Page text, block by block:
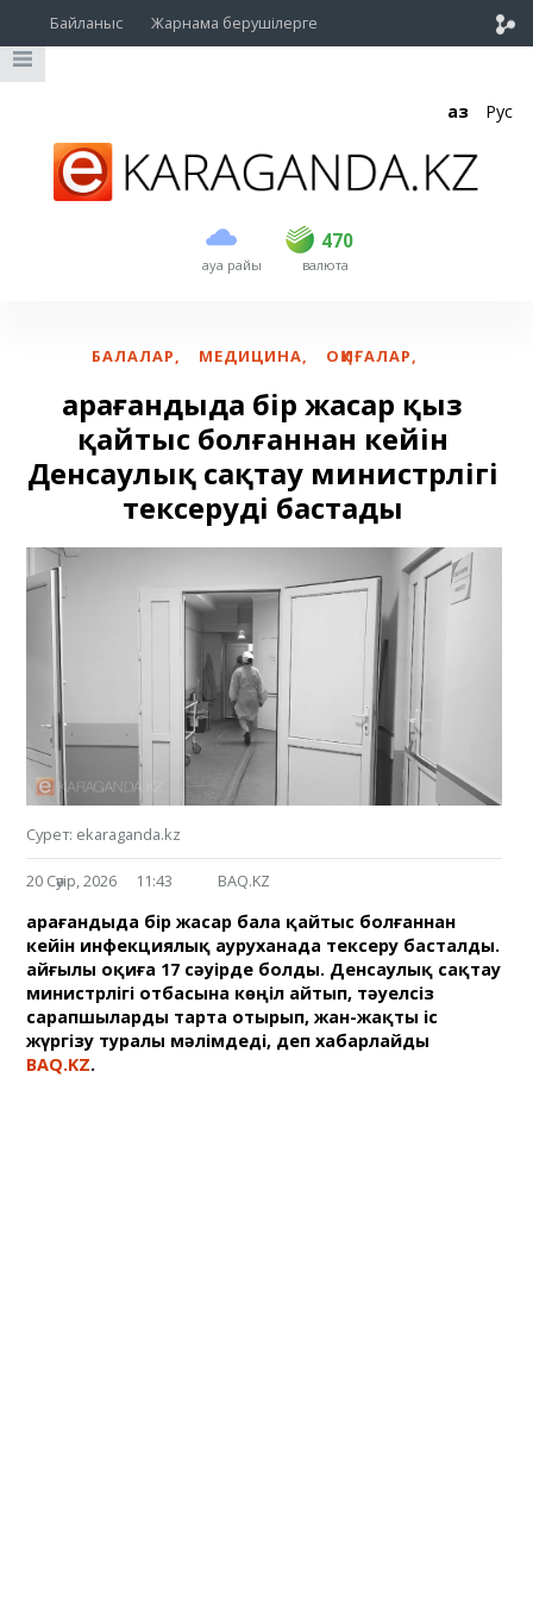
Байланыс Жарнама берушілерге
Қаз Рус
ауа райы
470
USD 468.5 470
EUR валюта
БАЛАЛАР, МЕДИЦИНА, ОҚИҒАЛАР,
Қарағандыда бір жасар қыз
қайтыс болғаннан кейін
Денсаулық сақтау министрлігі
тексеруді бастады
Сурет: ekaraganda.kz
20 Сәуір, 2026 11:43 BAQ.KZ
Қарағандыда бір жасар бала қайтыс болғаннан
кейін инфекциялық ауруханада тексеру басталды.
Қайғылы оқиға 17 сәуірде болды. Денсаулық сақтау
министрлігі отбасына көңіл айтып, тәуелсіз
сарапшыларды тарта отырып, жан-жақты іс
жүргізу туралы мәлімдеді, деп хабарлайды
BAQ.KZ.